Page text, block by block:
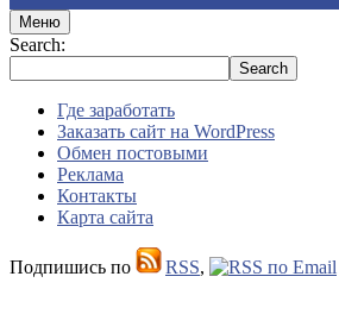
Меню
Search:
Где заработать
Заказать сайт на WordPress
Обмен постовыми
Реклама
Контакты
Карта сайта
Подпишись по RSS,